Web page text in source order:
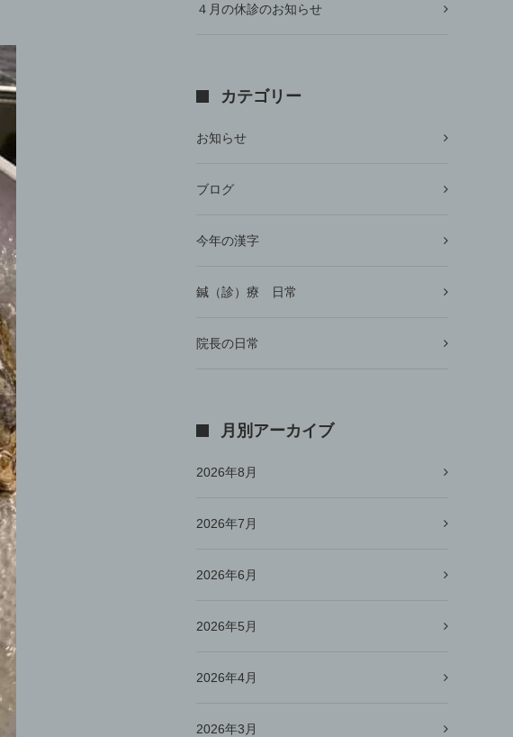
４月の休診のお知らせ
カテゴリー
お知らせ
ブログ
今年の漢字
鍼（診）療 日常
院長の日常
月別アーカイブ
2026年8月
2026年7月
2026年6月
2026年5月
2026年4月
2026年3月